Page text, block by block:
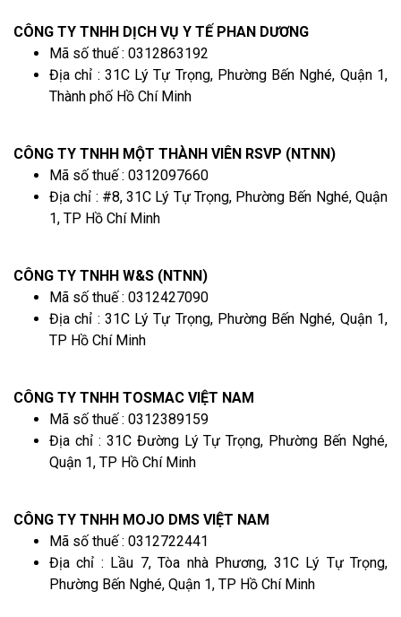
CÔNG TY TNHH DỊCH VỤ Y TẾ PHAN DƯƠNG
Mã số thuế : 0312863192
Địa chỉ : 31C Lý Tự Trọng, Phường Bến Nghé, Quận 1,
Thành phố Hồ Chí Minh
CÔNG TY TNHH MỘT THÀNH VIÊN RSVP (NTNN)
Mã số thuế : 0312097660
Địa chỉ : #8, 31C Lý Tự Trọng, Phường Bến Nghé, Quận
1, TP Hồ Chí Minh
CÔNG TY TNHH W&S (NTNN)
Mã số thuế : 0312427090
Địa chỉ : 31C Lý Tự Trọng, Phường Bến Nghé, Quận 1,
TP Hồ Chí Minh
CÔNG TY TNHH TOSMAC VIỆT NAM
Mã số thuế : 0312389159
Địa chỉ : 31C Đường Lý Tự Trọng, Phường Bến Nghé,
Quận 1, TP Hồ Chí Minh
CÔNG TY TNHH MOJO DMS VIỆT NAM
Mã số thuế : 0312722441
Địa chỉ : Lầu 7, Tòa nhà Phương, 31C Lý Tự Trọng,
Phường Bến Nghé, Quận 1, TP Hồ Chí Minh